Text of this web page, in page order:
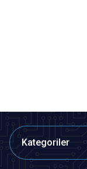
Kategoriler